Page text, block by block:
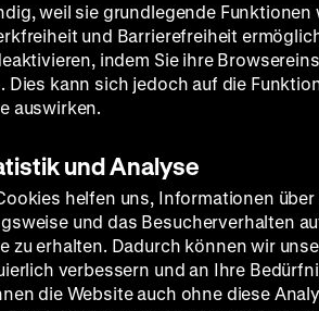
weil sie grundlegende Funktionen
und Barrierefreiheit
indem Sie ihre
Dies kann sich jedoch auf die
auswirken.
und Analyse
helfen uns, Informationen über
und das Besucherverhalten
zu erhalten. Dadurch können wir
verbessern und an Ihre
die Website auch ohne diese